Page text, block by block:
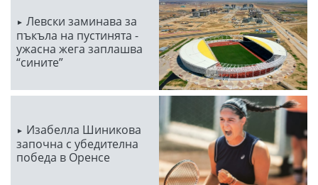
Левски заминава за
пъкъла на пустинята -
ужасна жега заплашва
“сините”
Изабелла Шиникова
започна с убедителна
победа в Оренсе